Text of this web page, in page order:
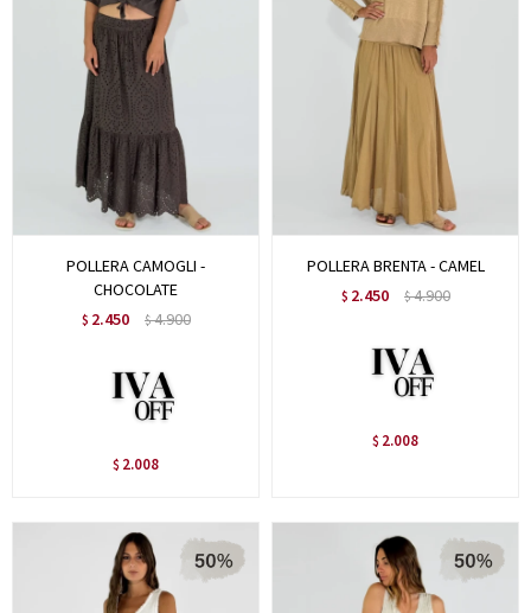
POLLERA CAMOGLI -
CHOCOLATE
$ 2.450 $4.900
$ 2.008
POLLERA BRENTA - CAMEL
$ 2.450 $4.900
$ 2.008